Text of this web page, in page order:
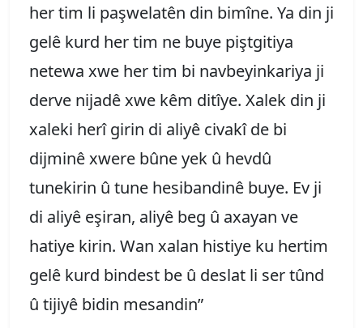
her tim li paşwelatên din bimîne. Ya din ji
gelê kurd her tim ne buye piştgitiya
netewa xwe her tim bi navbeyinkariya ji
derve nijadê xwe kêm ditîye. Xalek din ji
xaleki herî girin di aliyê civakî de bi
dijminê xwere bûne yek û hevdû
tunekirin û tune hesibandinê buye. Ev ji
di aliyê eşiran, aliyê beg û axayan ve
hatiye kirin. Wan xalan histiye ku hertim
gelê kurd bindest be û deslat li ser tûnd
û tijiyê bidin mesandin”